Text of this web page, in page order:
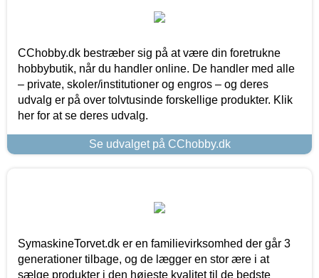
CChobby.dk bestræber sig på at være din foretrukne
hobbybutik, når du handler online. De handler med alle
– private, skoler/institutioner og engros – og deres
udvalg er på over tolvtusinde forskellige produkter. Klik
her for at se deres udvalg.
Se udvalget på CChobby.dk
SymaskineTorvet.dk er en familievirksomhed der går 3
generationer tilbage, og de lægger en stor ære i at
sælge produkter i den højeste kvalitet til de bedste